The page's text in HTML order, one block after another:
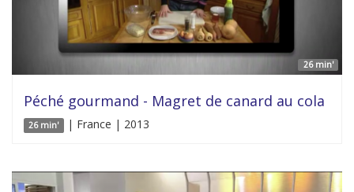
26 min'
Péché gourmand - Magret de canard au cola
26 min' | France | 2013